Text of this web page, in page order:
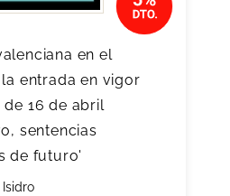
en el
entrada en vigor
16 de abril
sentencias
de futuro'
Isidro